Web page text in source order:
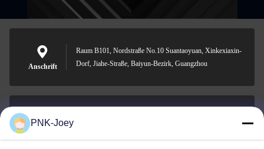
Anschrift
Raum B101, Nordstraße No.10 Suantaoyuan, Xinkexiaxin-
Dorf, Jiahe-Straße, Baiyun-Bezirk, Guangzhou
E-Mail-Adresse
PNK-Joey